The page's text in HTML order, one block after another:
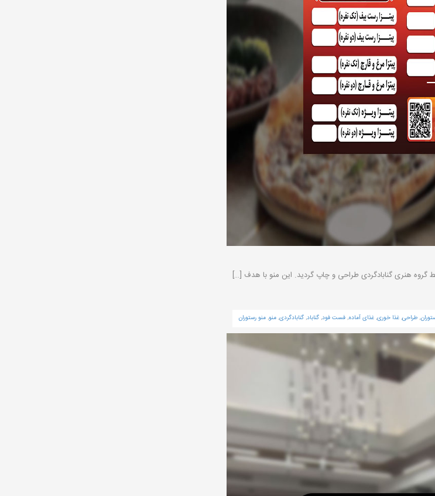
گروه هنری گنابادگردی طراحی و چاپ گردید. این منو با هدف […]
, طراحی, غذا خوری, غذای آماده, فست فود, گناباد, گنابادگردی, منو, منو رستوران